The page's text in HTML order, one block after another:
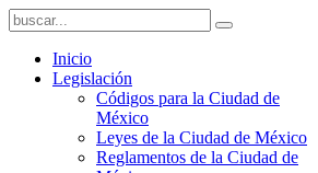
Inicio
Legislación
Códigos para la Ciudad de
México
Leyes de la Ciudad de México
Reglamentos de la Ciudad de